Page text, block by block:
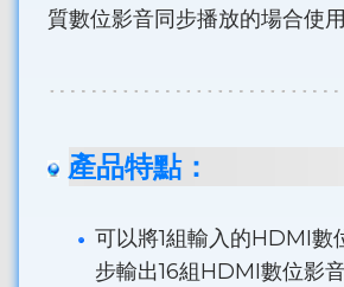
質數位影音同步播放的場合使用
產品特點：
可以將1組輸入的HDMI數
步輸出16組HDMI數位影